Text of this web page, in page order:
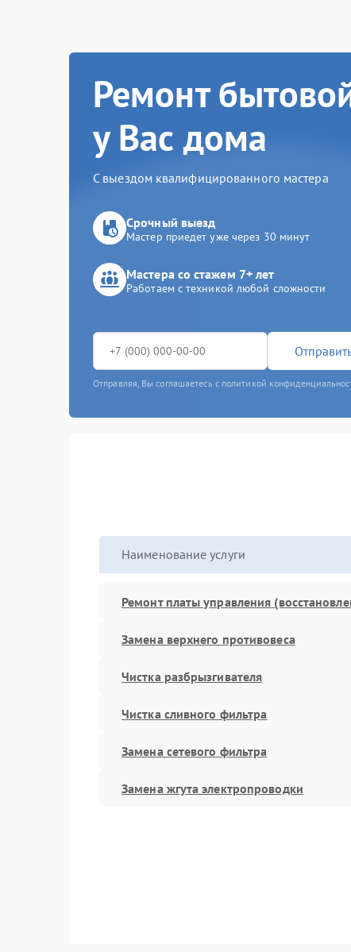
Ремонт
у Вас дома
С выездом квалифицированного мастера
Срочный выезд
Мастер приедет уже через 30 минут
Мастера со стажем 7+ лет
Работаем с техникой любой сложности
Отправляя, Вы соглашаетесь с политикой
Наименование услуги
Ремонт платы управления
Замена верхнего противовеса
Чистка разбрызгивателя
Чистка сливного фильтра
Замена сетевого фильтра
Замена жгута электропроводки